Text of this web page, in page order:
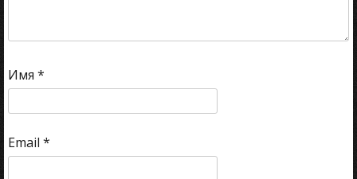
Имя *
Email *